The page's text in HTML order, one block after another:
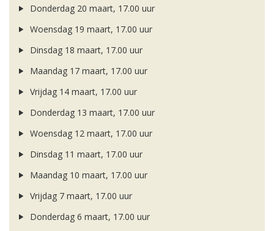
Donderdag 20 maart, 17.00 uur
Woensdag 19 maart, 17.00 uur
Dinsdag 18 maart, 17.00 uur
Maandag 17 maart, 17.00 uur
Vrijdag 14 maart, 17.00 uur
Donderdag 13 maart, 17.00 uur
Woensdag 12 maart, 17.00 uur
Dinsdag 11 maart, 17.00 uur
Maandag 10 maart, 17.00 uur
Vrijdag 7 maart, 17.00 uur
Donderdag 6 maart, 17.00 uur